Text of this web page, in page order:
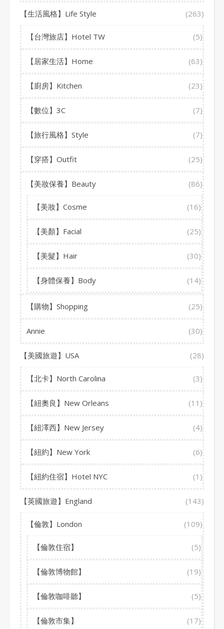
【生活風格】Life Style (263)
【台灣旅店】Hotel TW (5)
【居家生活】Home (63)
【廚房】Kitchen (23)
【數位】3C (7)
【旅行風格】Style (7)
【穿搭】Outfit (25)
【美妝保養】Beauty (86)
【美妝】Cosme (16)
【美顏】Facial (25)
【美髮】Hair (30)
【身體保養】Body (14)
【購物】Shopping (25)
Annie (30)
【美國旅遊】USA (28)
【北卡】North Carolina (3)
【紐奧良】New Orleans (11)
【紐澤西】New Jersey (4)
【紐約】New York (6)
【紐約住宿】Hotel NYC (1)
【英國旅遊】England (143)
【倫敦】London (109)
【倫敦住宿】 (5)
【倫敦博物館】 (19)
【倫敦咖啡聽】 (5)
【倫敦市集】 (17)